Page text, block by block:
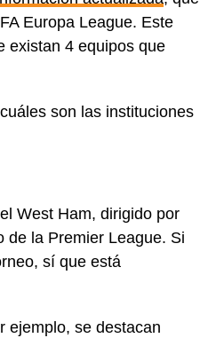
Europa League. Este
existan 4 equipos que
son las instituciones
West Ham, dirigido por
de la Premier League. Si
sí que está
ejemplo, se destacan